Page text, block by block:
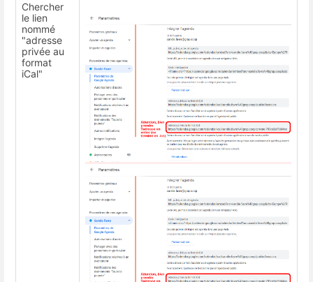
Chercher
le lien
nommé
"adresse
privée au
format
iCal"